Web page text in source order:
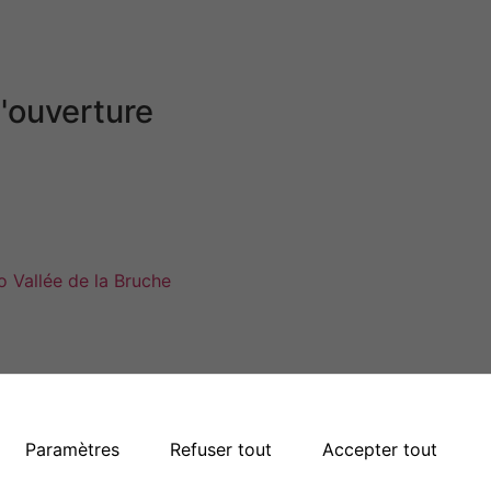
Paramètres Refuser tout Accepter tout